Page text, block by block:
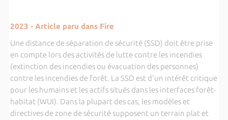
2023 - Article paru dans Fire
Une distance de séparation de sécurité (SSD) doit être prise
en compte lors des activités de lutte contre les incendies
(extinction des incendies ou évacuation des personnes)
contre les incendies de forêt. La SSD est d'un intérêt critique
pour les humains et les actifs situés dans les interfaces forêt-
habitat (WUI). Dans la plupart des cas, les modèles et
directives de zone de sécurité supposent un terrain plat et